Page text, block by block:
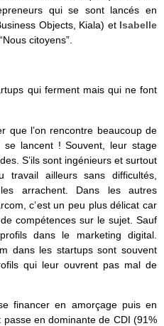
qui se sont lancés en
Objects, Kiala) et Isabelle
citoyens”.
qui ferment mais qui ne font
que l’on rencontre beaucoup de
lancent ! Souvent, leur stage
S’ils sont ingénieurs et surtout
travail ailleurs sans difficultés,
arrachent. Dans les autres
c’est un peu plus délicat car
compétences sur le sujet. Sauf
dans le marketing digital.
dans les startups sont souvent
qui leur ouvrent pas mal de
financer en amorçage puis en
passe en dominante de CDI (91%